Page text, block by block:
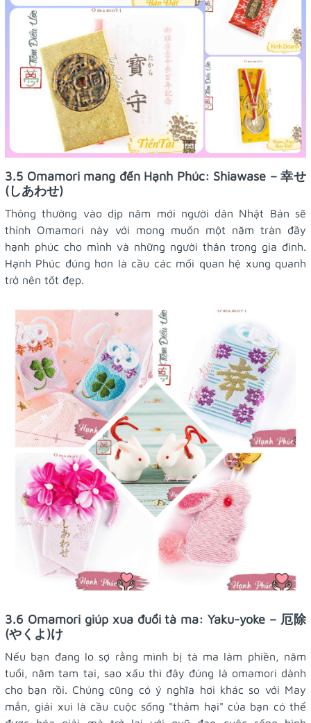
3.5 Omamori mang đến Hạnh Phúc: Shiawase – 幸せ
(しあわせ)
Thông thường vào dịp năm mới người dân Nhật Bản sẽ
thỉnh Omamori này với mong muốn một năm tràn đầy
hạnh phúc cho mình và những người thân trong gia đình.
Hạnh Phúc đúng hơn là cầu các mối quan hệ xung quanh
trở nên tốt đẹp.
3.6 Omamori giúp xua đuổi tà ma: Yaku-yoke – 厄除
(やくよ)け
Nếu bạn đang lo sợ rằng mình bị tà ma làm phiền, năm
tuổi, năm tam tai, sao xấu thì đây đúng là omamori dành
cho bạn rồi. Chúng cũng có ý nghĩa hơi khác so với May
mắn, giải xui là cầu cuộc sống "thảm hại" của bạn có thể